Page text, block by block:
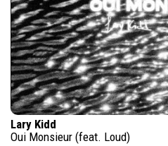
Lary Kidd
Oui Monsieur (feat. Loud)